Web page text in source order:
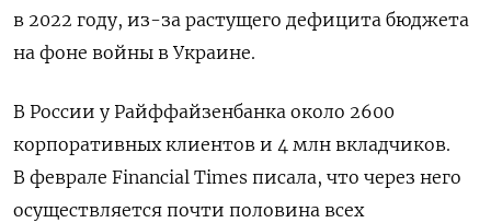
в 2022 году, из-за растущего дефицита бюджета
на фоне войны в Украине.
В России у Райффайзенбанка около 2600
корпоративных клиентов и 4 млн вкладчиков.
В феврале Financial Times писала, что через него
осуществляется почти половина всех